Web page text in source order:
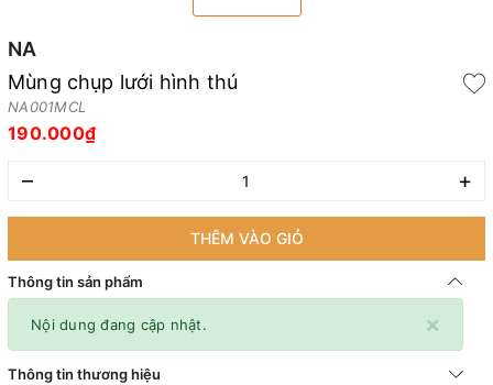
NA
Mùng chụp lưới hình thú
NA001MCL
190.000₫
– +
THÊM VÀO GIỎ
Thông tin sản phẩm
×
Nội dung đang cập nhật.
Thông tin thương hiệu